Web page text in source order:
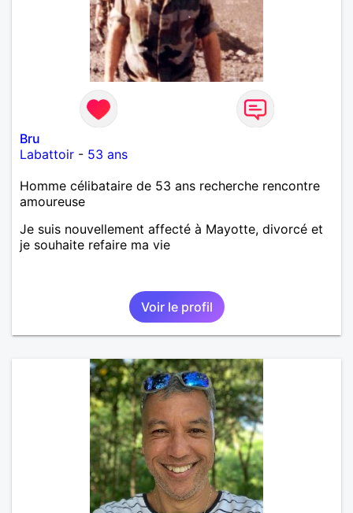
Bru
Labattoir - 53 ans
Homme célibataire de 53 ans recherche rencontre
amoureuse
Je suis nouvellement affecté à Mayotte, divorcé et
je souhaite refaire ma vie
Voir le profil